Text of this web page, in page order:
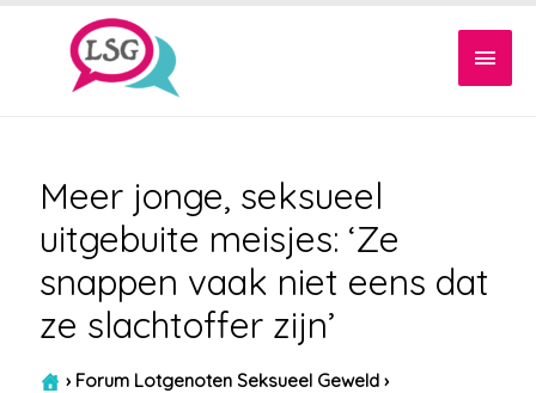
Meer jonge, seksueel
uitgebuite meisjes: ‘Ze
snappen vaak niet eens dat
ze slachtoffer zijn’
› Forum Lotgenoten Seksueel Geweld ›